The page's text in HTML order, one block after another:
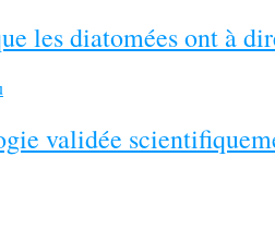
les diatomées ont à
validée